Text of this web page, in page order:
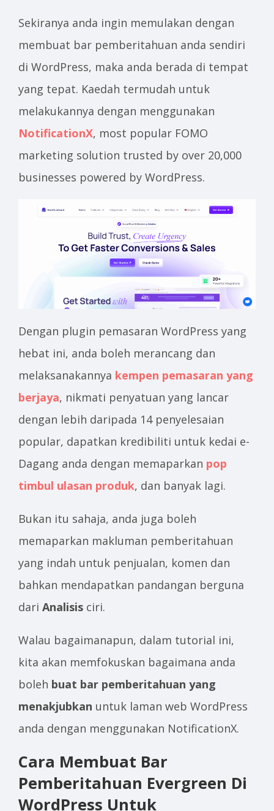
Sekiranya anda ingin memulakan dengan
membuat bar pemberitahuan anda sendiri
di WordPress, maka anda berada di tempat
yang tepat. Kaedah termudah untuk
melakukannya dengan menggunakan
NotificationX, most popular FOMO
marketing solution trusted by over 20,000
businesses powered by WordPress.
Dengan plugin pemasaran WordPress yang
hebat ini, anda boleh merancang dan
melaksanakannya kempen pemasaran yang
berjaya, nikmati penyatuan yang lancar
dengan lebih daripada 14 penyelesaian
popular, dapatkan kredibiliti untuk kedai e-
Dagang anda dengan memaparkan pop
timbul ulasan produk, dan banyak lagi.
Bukan itu sahaja, anda juga boleh
memaparkan makluman pemberitahuan
yang indah untuk penjualan, komen dan
bahkan mendapatkan pandangan berguna
dari Analisis ciri.
Walau bagaimanapun, dalam tutorial ini,
kita akan memfokuskan bagaimana anda
boleh buat bar pemberitahuan yang
menakjubkan untuk laman web WordPress
anda dengan menggunakan NotificationX.
Cara Membuat Bar
Pemberitahuan Evergreen Di
WordPress Untuk